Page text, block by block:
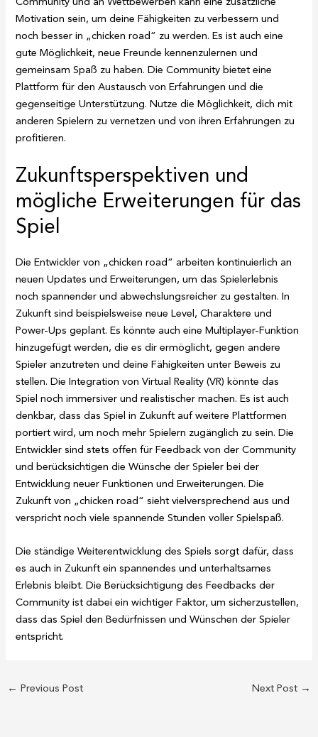
Motivation sein, um deine Fähigkeiten zu verbessern und
noch besser in „chicken road“ zu werden. Es ist auch eine
gute Möglichkeit, neue Freunde kennenzulernen und
gemeinsam Spaß zu haben. Die Community bietet eine
Plattform für den Austausch von Erfahrungen und die
gegenseitige Unterstützung. Nutze die Möglichkeit, dich mit
anderen Spielern zu vernetzen und von ihren Erfahrungen zu
profitieren.
Zukunftsperspektiven und
mögliche Erweiterungen für das
Spiel
Die Entwickler von „chicken road“ arbeiten kontinuierlich an
neuen Updates und Erweiterungen, um das Spielerlebnis
noch spannender und abwechslungsreicher zu gestalten. In
Zukunft sind beispielsweise neue Level, Charaktere und
Power-Ups geplant. Es könnte auch eine Multiplayer-Funktion
hinzugefügt werden, die es dir ermöglicht, gegen andere
Spieler anzutreten und deine Fähigkeiten unter Beweis zu
stellen. Die Integration von Virtual Reality (VR) könnte das
Spiel noch immersiver und realistischer machen. Es ist auch
denkbar, dass das Spiel in Zukunft auf weitere Plattformen
portiert wird, um noch mehr Spielern zugänglich zu sein. Die
Entwickler sind stets offen für Feedback von der Community
und berücksichtigen die Wünsche der Spieler bei der
Entwicklung neuer Funktionen und Erweiterungen. Die
Zukunft von „chicken road“ sieht vielversprechend aus und
verspricht noch viele spannende Stunden voller Spielspaß.
Die ständige Weiterentwicklung des Spiels sorgt dafür, dass
es auch in Zukunft ein spannendes und unterhaltsames
Erlebnis bleibt. Die Berücksichtigung des Feedbacks der
Community ist dabei ein wichtiger Faktor, um sicherzustellen,
dass das Spiel den Bedürfnissen und Wünschen der Spieler
entspricht.
← Previous Post Next Post →